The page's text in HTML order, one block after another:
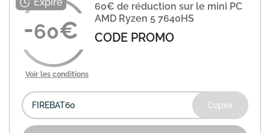
60
60€ de réduction sur le mini PC
AMD Ryzen 5 7640HS
CODE PROMO
Voir les conditions
Copier